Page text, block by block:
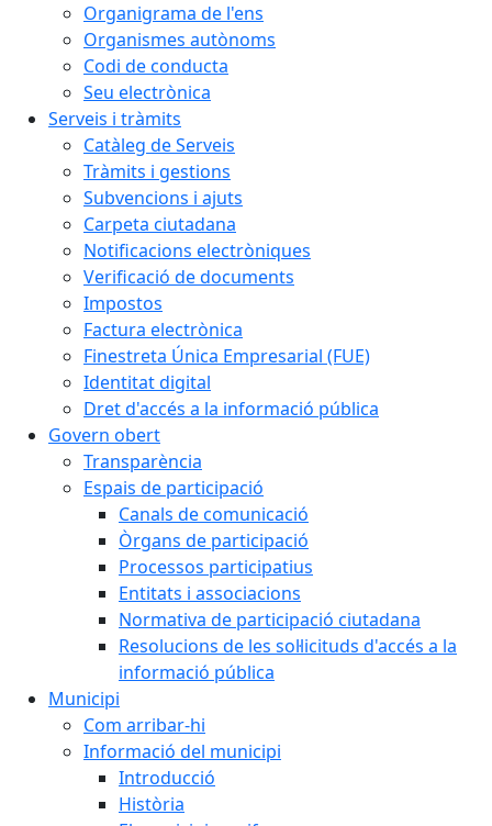
Organigrama de l'ens
Organismes autònoms
Codi de conducta
Seu electrònica
Serveis i tràmits
Catàleg de Serveis
Tràmits i gestions
Subvencions i ajuts
Carpeta ciutadana
Notificacions electròniques
Verificació de documents
Impostos
Factura electrònica
Finestreta Única Empresarial (FUE)
Identitat digital
Dret d'accés a la informació pública
Govern obert
Transparència
Espais de participació
Canals de comunicació
Òrgans de participació
Processos participatius
Entitats i associacions
Normativa de participació ciutadana
Resolucions de les sol·licituds d'accés a la
informació pública
Municipi
Com arribar-hi
Informació del municipi
Introducció
Història